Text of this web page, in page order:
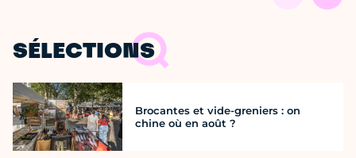
SÉLECTIONS
Brocantes et vide-greniers : on
chine où en août ?